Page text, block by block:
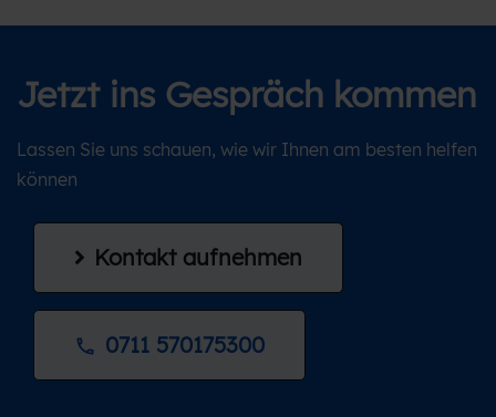
Jetzt ins Gespräch kommen
Lassen Sie uns schauen, wie wir Ihnen am besten helfen
können
Kontakt aufnehmen
0711 570175300